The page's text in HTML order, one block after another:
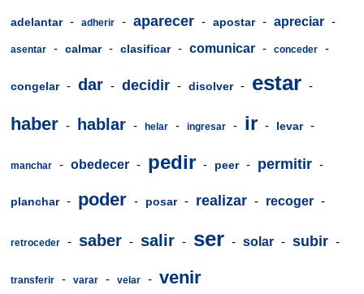
adelantar - adherir - aparecer - apostar - apreciar -
asentar - calmar - clasificar - comunicar - conceder -
congelar - dar - decidir - disolver - estar -
haber - hablar - helar - ingresar - ir - levar -
manchar - obedecer - pedir - peer - permitir -
planchar - poder - posar - realizar - recoger -
retroceder - saber - salir - ser - solar - subir -
transferir - varar - velar - venir